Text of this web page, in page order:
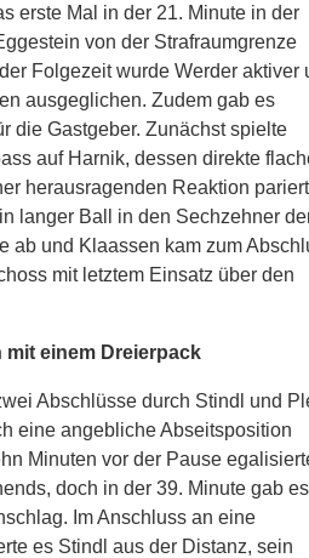
erste Mal in der 21. Minute in der
von der Strafraumgrenze
Folgezeit wurde Werder aktiver
ausgeglichen. Zudem gab es
die Gastgeber. Zunächst spielte
auf Harnik, dessen direkte
herausragenden Reaktion
langer Ball in den Sechzehner
ab und Klaassen kam zum
mit letztem Einsatz über den
mit einem Dreierpack
Abschlüsse durch Stindl und
eine angebliche Abseitsposition
Minuten vor der Pause
doch in der 39. Minute gab es
Im Anschluss an eine
es Stindl aus der Distanz, sein